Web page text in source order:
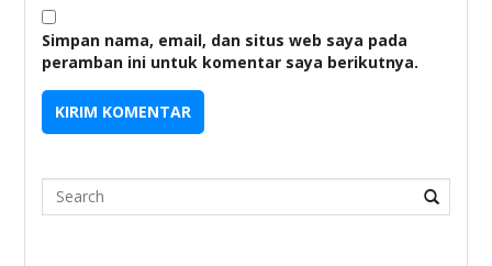
Simpan nama, email, dan situs web saya pada
peramban ini untuk komentar saya berikutnya.
Search